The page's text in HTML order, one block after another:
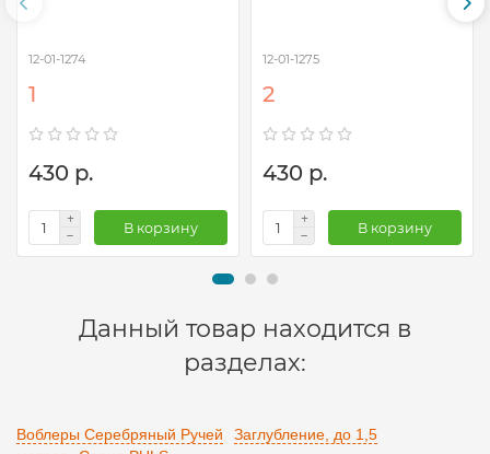
12-01-1274
1
430 р.
В корзину
12-01-1275
2
430 р.
В корзину
Данный товар находится в
разделах:
Воблеры Серебряный Ручей
Заглубление, до 1,5